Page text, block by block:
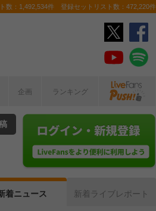
数：1,492,534件 登録セットリスト数：472,220件
企画 ランキング
着ニュース 新着ライブレポート